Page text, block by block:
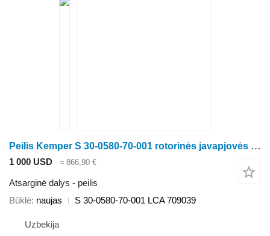
Peilis Kemper S 30-0580-70-001 rotorinės javapjovės Kemper 3000, 345, 360, 4500
1 000 USD ≈ 866,90 €
Atsarginė dalys - peilis
Būklė naujas S 30-0580-70-001 LCA 709039
Uzbekija